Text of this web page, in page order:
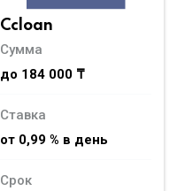
Ccloan
Сумма
до 184 000 ₸
Ставка
от 0,99 % в день
Срок